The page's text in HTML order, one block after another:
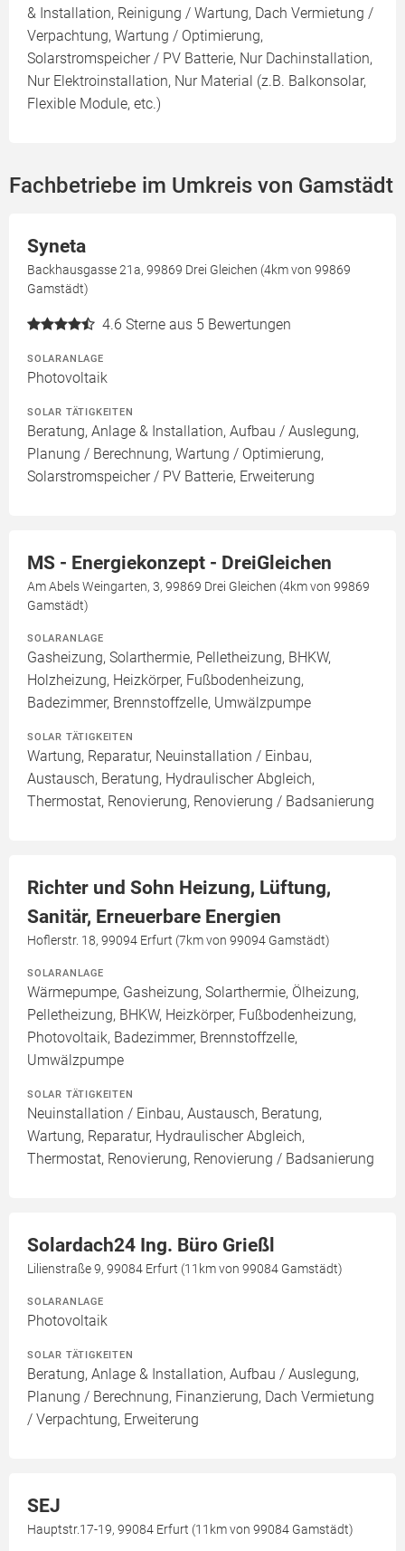
& Installation, Reinigung / Wartung, Dach Vermietung /
Verpachtung, Wartung / Optimierung,
Solarstromspeicher / PV Batterie, Nur Dachinstallation,
Nur Elektroinstallation, Nur Material (z.B. Balkonsolar,
Flexible Module, etc.)
Fachbetriebe im Umkreis von Gamstädt
Syneta
Backhausgasse 21a, 99869 Drei Gleichen (4km von 99869
Gamstädt)
4.6 Sterne aus 5 Bewertungen
SOLARANLAGE
Photovoltaik
SOLAR TÄTIGKEITEN
Beratung, Anlage & Installation, Aufbau / Auslegung,
Planung / Berechnung, Wartung / Optimierung,
Solarstromspeicher / PV Batterie, Erweiterung
MS - Energiekonzept - DreiGleichen
Am Abels Weingarten, 3, 99869 Drei Gleichen (4km von 99869
Gamstädt)
SOLARANLAGE
Gasheizung, Solarthermie, Pelletheizung, BHKW,
Holzheizung, Heizkörper, Fußbodenheizung,
Badezimmer, Brennstoffzelle, Umwälzpumpe
SOLAR TÄTIGKEITEN
Wartung, Reparatur, Neuinstallation / Einbau,
Austausch, Beratung, Hydraulischer Abgleich,
Thermostat, Renovierung, Renovierung / Badsanierung
Richter und Sohn Heizung, Lüftung,
Sanitär, Erneuerbare Energien
Hoflerstr. 18, 99094 Erfurt (7km von 99094 Gamstädt)
SOLARANLAGE
Wärmepumpe, Gasheizung, Solarthermie, Ölheizung,
Pelletheizung, BHKW, Heizkörper, Fußbodenheizung,
Photovoltaik, Badezimmer, Brennstoffzelle,
Umwälzpumpe
SOLAR TÄTIGKEITEN
Neuinstallation / Einbau, Austausch, Beratung,
Wartung, Reparatur, Hydraulischer Abgleich,
Thermostat, Renovierung, Renovierung / Badsanierung
Solardach24 Ing. Büro Grießl
Lilienstraße 9, 99084 Erfurt (11km von 99084 Gamstädt)
SOLARANLAGE
Photovoltaik
SOLAR TÄTIGKEITEN
Beratung, Anlage & Installation, Aufbau / Auslegung,
Planung / Berechnung, Finanzierung, Dach Vermietung
/ Verpachtung, Erweiterung
SEJ
Hauptstr.17-19, 99084 Erfurt (11km von 99084 Gamstädt)